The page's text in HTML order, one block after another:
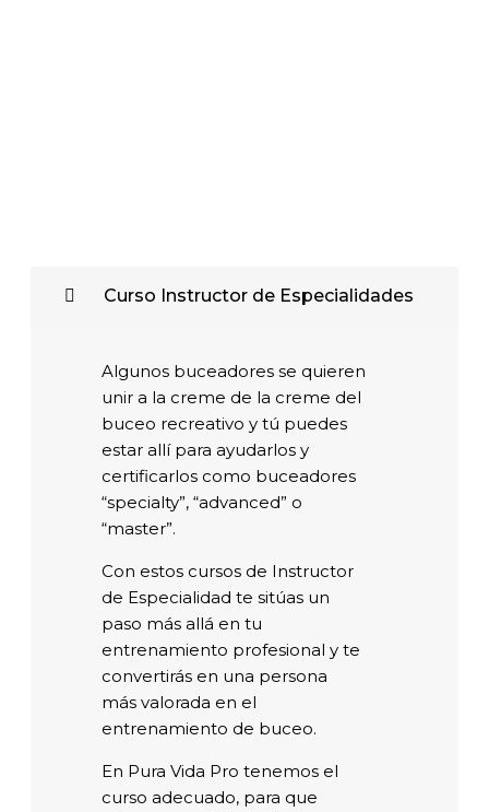
Curso Instructor de Especialidades
Algunos buceadores se quieren
unir a la creme de la creme del
buceo recreativo y tú puedes
estar allí para ayudarlos y
certificarlos como buceadores
“specialty”, “advanced” o
“master”.
Con estos cursos de Instructor
de Especialidad te sitúas un
paso más allá en tu
entrenamiento profesional y te
convertirás en una persona
más valorada en el
entrenamiento de buceo.
En Pura Vida Pro tenemos el
curso adecuado, para que